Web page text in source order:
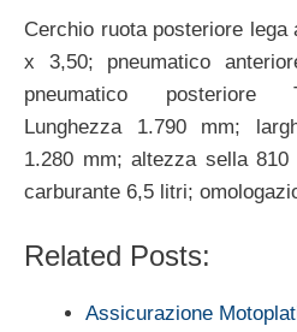
Cerchio ruota posteriore lega
x 3,50; pneumatico
pneumatico posteriore
Lunghezza 1.790 mm;
1.280 mm; altezza sella
carburante 6,5 litri;
Related Posts:
Assicurazione